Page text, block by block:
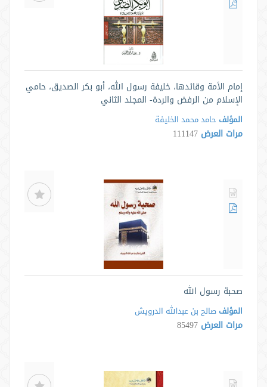
إمام الأمة وقائدها، خليفة رسول الله، أبو بكر الصديق، حامي
الإسلام من الرفض والردة- المجلد الثاني
المؤلف حامد محمد الخليفة
مرات العرض 111147
صحبة رسول الله
المؤلف صالح بن عبدالله الدرويش
مرات العرض 85497